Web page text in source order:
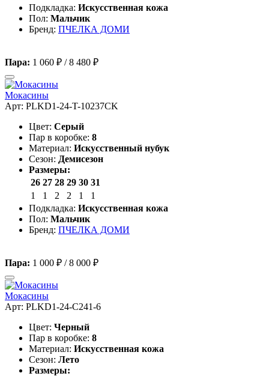
Подкладка: Искусственная кожа
Пол: Мальчик
Бренд: ПЧЕЛКА ДОМИ
Пара: 1 060 ₽ /8 480 ₽
Мокасины
Арт: PLKD1-24-T-10237CK
Цвет: Серый
Пар в коробке: 8
Материал: Искусственный нубук
Сезон: Демисезон
Размеры:
26 27 28 29 30 31
1
1 2 2 1
1
Подкладка: Искусственная кожа
Пол: Мальчик
Бренд: ПЧЕЛКА ДОМИ
Пара: 1 000 ₽ /8 000 ₽
Мокасины
Арт: PLKD1-24-C241-6
Цвет: Черный
Пар в коробке: 8
Материал: Искусственная кожа
Сезон: Лето
Размеры: